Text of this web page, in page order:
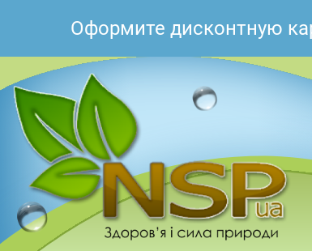
Оформите дисконтную